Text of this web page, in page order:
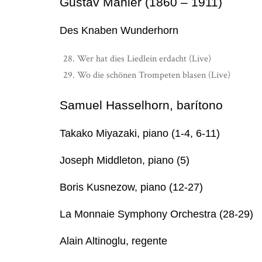
Des Knaben Wunderhorn
Wer hat dies Liedlein erdacht (Live)
Wo die schönen Trompeten blasen (Live)
Samuel Hasselhorn, barítono
Takako Miyazaki, piano (1-4, 6-11)
Joseph Middleton, piano (5)
Boris Kusnezow, piano (12-27)
La Monnaie Symphony Orchestra (28-29)
Alain Altinoglu, regente